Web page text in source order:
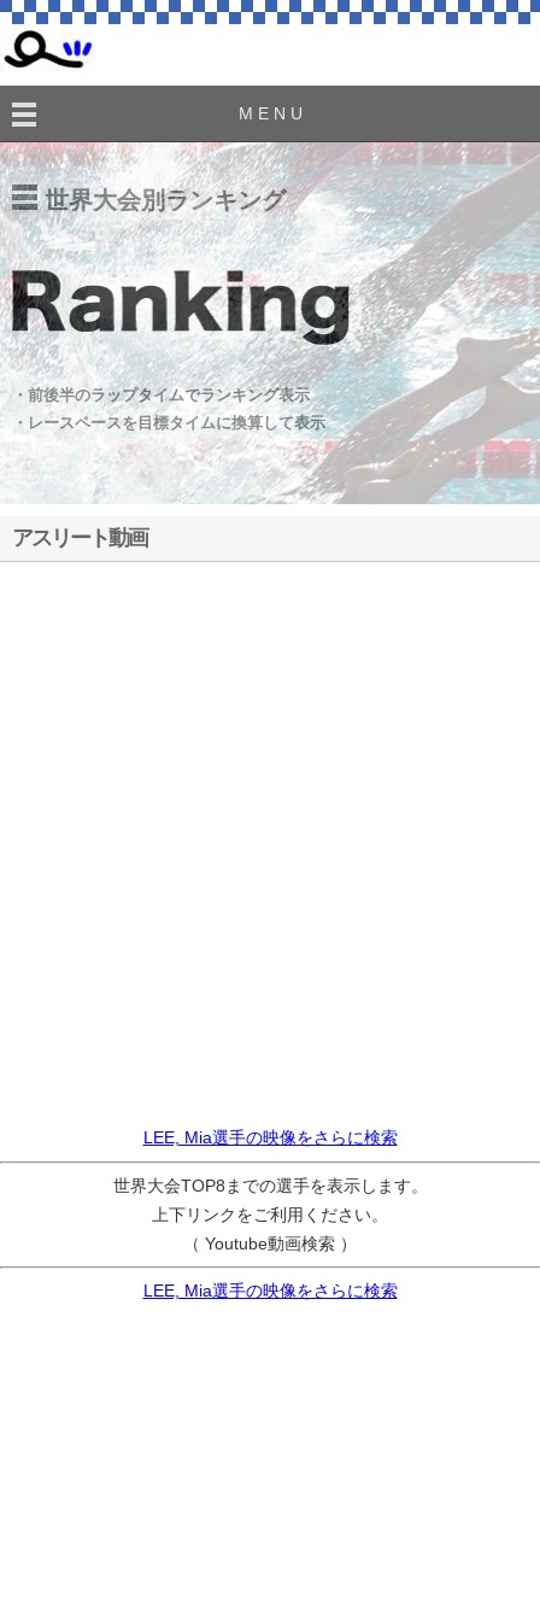
M E N U
世界大会別ランキング
・前後半のラップタイムでランキング表示
・レースペースを目標タイムに換算して表示
アスリート動画
LEE, Mia選手の映像をさらに検索
世界大会TOP8までの選手を表示します。
上下リンクをご利用ください。
（ Youtube動画検索 ）
LEE, Mia選手の映像をさらに検索